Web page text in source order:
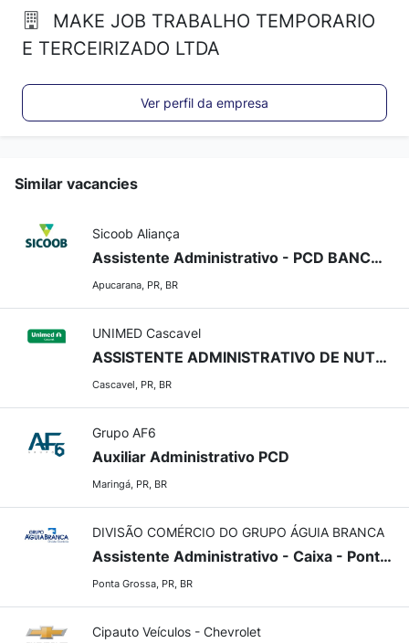
MAKE JOB TRABALHO TEMPORARIO
E TERCEIRIZADO LTDA
Ver perfil da empresa
Similar vacancies
Sicoob Aliança
Assistente Administrativo - PCD BANCO DE TALENTOS - UAD ou Agência
Apucarana, PR, BR
UNIMED Cascavel
ASSISTENTE ADMINISTRATIVO DE NUTRIÇÃO (POLICLÍNICA)
Cascavel, PR, BR
Grupo AF6
Auxiliar Administrativo PCD
Maringá, PR, BR
DIVISÃO COMÉRCIO DO GRUPO ÁGUIA BRANCA
Assistente Administrativo - Caixa - Ponta Grossa/PR
Ponta Grossa, PR, BR
Cipauto Veículos - Chevrolet